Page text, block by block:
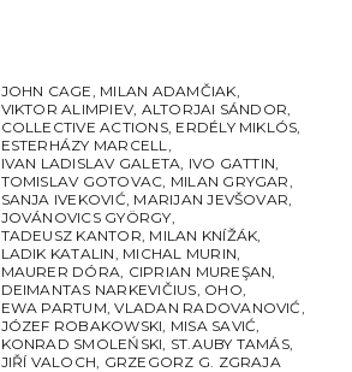
JOHN CAGE, MILAN ADAMČIAK,
VIKTOR ALIMPIEV, ALTORJAI SÁNDOR,
COLLECTIVE ACTIONS, ERDÉLY MIKLÓS,
ESTERHÁZY MARCELL,
IVAN LADISLAV GALETA, IVO GATTIN,
TOMISLAV GOTOVAC, MILAN GRYGAR,
SANJA IVEKOVIĆ, MARIJAN JEVŠOVAR,
JOVÁNOVICS GYÖRGY,
TADEUSZ KANTOR, MILAN KNÍŽÁK,
LADIK KATALIN, MICHAL MURIN,
MAURER DÓRA, CIPRIAN MUREŞAN,
DEIMANTAS NARKEVIČIUS, OHO,
EWA PARTUM,VLADAN RADOVANOVIĆ,
JÓZEF ROBAKOWSKI, MISA SAVIĆ,
KONRAD SMOLEŃSKI, ST.AUBY TAMÁS,
JIŘÍ VALOCH, GRZEGORZ G. ZGRAJA